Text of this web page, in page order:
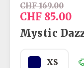
CHF 169.00
CHF 85.00
Mystic
XS